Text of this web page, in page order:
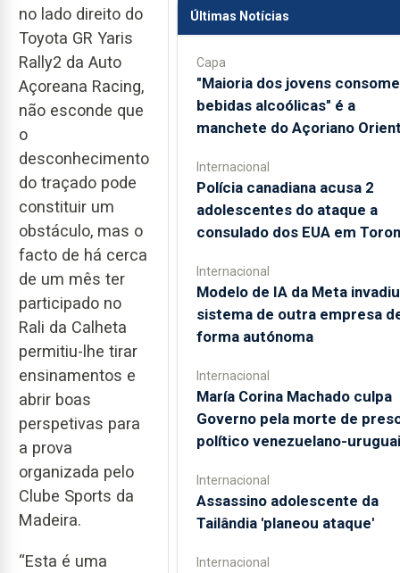
no lado direito do
Toyota GR Yaris
Rally2 da Auto
Açoreana Racing,
não esconde que
o
desconhecimento
do traçado pode
constituir um
obstáculo, mas o
facto de há cerca
de um mês ter
participado no
Rali da Calheta
permitiu-lhe tirar
ensinamentos e
abrir boas
perspetivas para
a prova
organizada pelo
Clube Sports da
Madeira.
“Esta é uma
Últimas Notícias
Capa
"Maioria dos jovens consome
bebidas alcoólicas" é a
manchete do Açoriano
Internacional
Polícia canadiana acusa 2
adolescentes do ataque a
consulado dos EUA em
Internacional
Modelo de IA da Meta invadiu
sistema de outra empresa
forma autónoma
Internacional
María Corina Machado culpa
Governo pela morte de
político venezuelano-
Internacional
Assassino adolescente da
Tailândia 'planeou ataque'
Internacional